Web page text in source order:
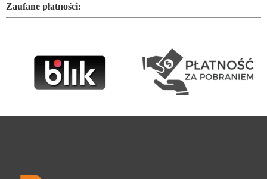
Zaufane płatności: